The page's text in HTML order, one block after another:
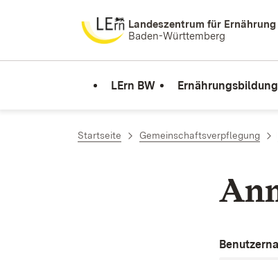
Zum Inhalt springenLandeszentrum für Ernährung
Baden-Württemberg
LErn BW Ernährungsbildung
Startseite Gemeinschaftsverpflegung